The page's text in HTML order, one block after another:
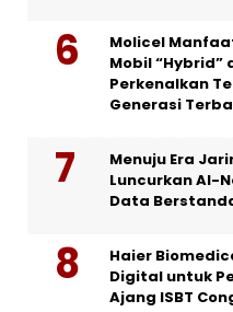
Molicel
Mobil “Hybrid”
Perkenalkan
Generasi
Menuju Era
Luncurkan AI-
Data
Haier
Digital untuk
Ajang ISBT